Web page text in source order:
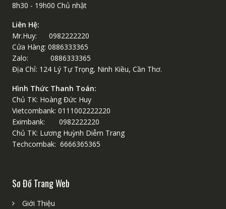
8h30 - 19h00 Chủ nhật
Liên Hệ:
Mr.Huy: 0982222220
Cửa Hàng: 0886333365
Zalo: 0886333365
Địa Chỉ: 124 Lý Tự Trọng, Ninh Kiều, Cần Thơ.
Hình Thức Thanh Toán:
Chủ TK: Hoàng Đức Huy
Vietcombank: 0111002222220
Eximbank: 0982222220
Chủ TK: Lương Huỳnh Diễm Trang
Techcombak: 6666365365
Sơ Đồ Trang Web
Giới Thiệu